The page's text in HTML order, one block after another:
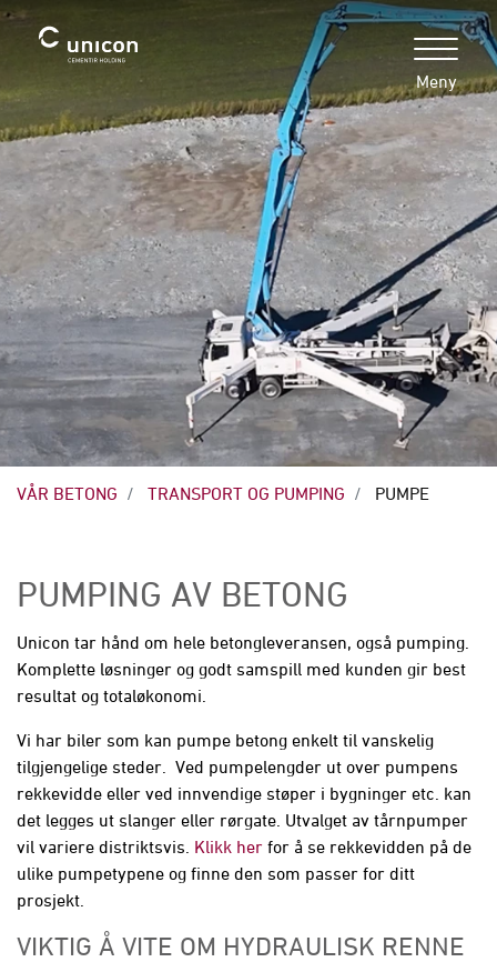
Meny
VÅR BETONG TRANSPORT OG PUMPING PUMPE
PUMPING AV BETONG
Unicon tar hånd om hele betongleveransen, også pumping.
Komplette løsninger og godt samspill med kunden gir best
resultat og totaløkonomi.
Vi har biler som kan pumpe betong enkelt til vanskelig
tilgjengelige steder. Ved pumpelengder ut over pumpens
rekkevidde eller ved innvendige støper i bygninger etc. kan
det legges ut slanger eller rørgate. Utvalget av tårnpumper
vil variere distriktsvis. Klikk her for å se rekkevidden på de
ulike pumpetypene og finne den som passer for ditt
prosjekt.
VIKTIG Å VITE OM HYDRAULISK RENNE